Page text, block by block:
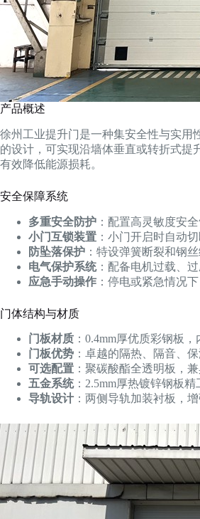
产品概述
徐州工业提升门是一种集安全性与实用
的设计，可实现沿墙体垂直或转折式提
有效降低能源损耗。
安全保障系统
多重安全防护 ：配置高灵敏度安
小门互锁装置 ：小门开启时自动
防坠落保护 ：特设弹簧断裂和钢
电气保护系统：配备电机过载、
应急手动操作 ：停电或紧急情况
门体结构与材质
门板材质 ：0.4mm厚优质彩钢板
门板优势 ：卓越的隔热、隔音、
可选配置 ：聚碳酸酯全透明板，
五金系统：2.5mm厚热镀锌钢板
导轨设计 ：两侧导轨加装衬板，